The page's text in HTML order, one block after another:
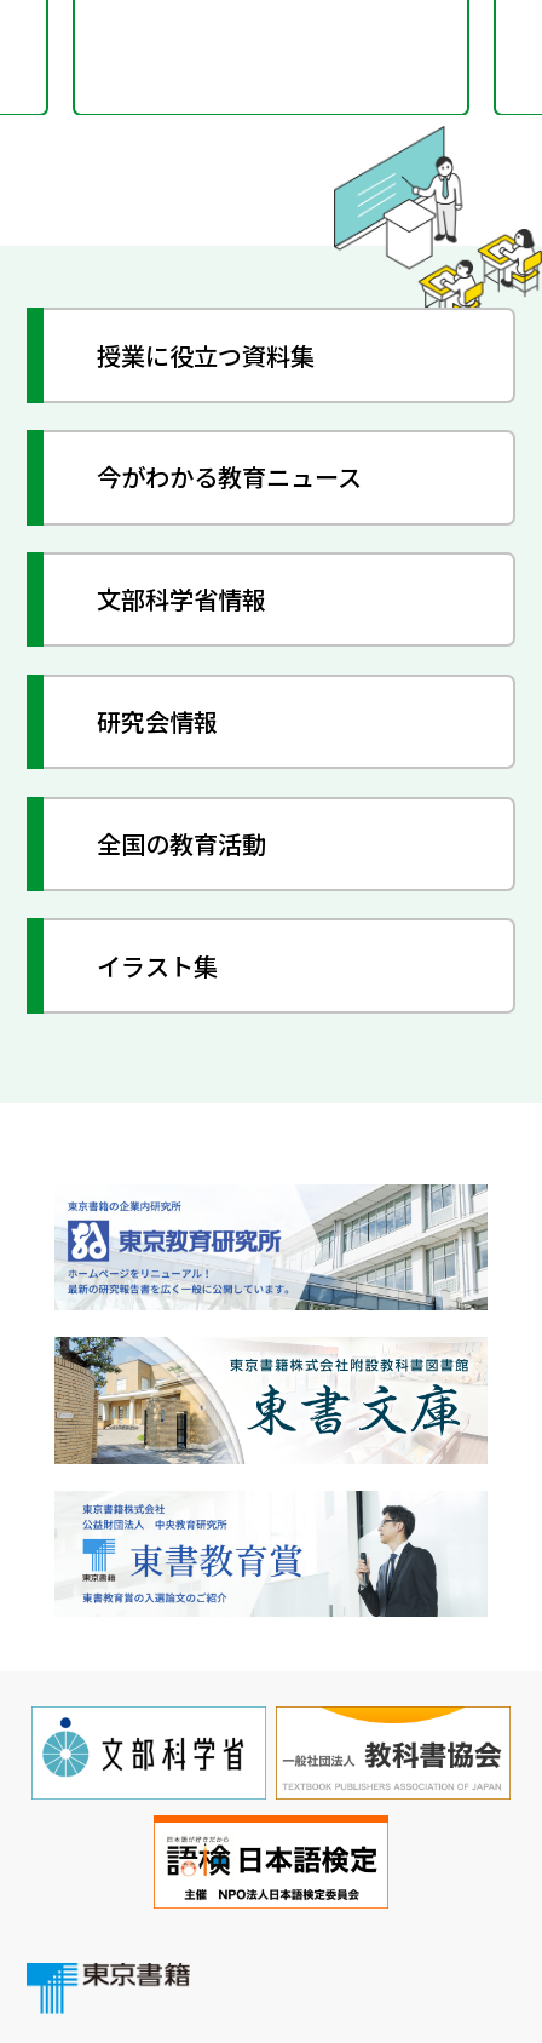
授業に役立つ資料集
今がわかる教育ニュース
文部科学省情報
研究会情報
全国の教育活動
イラスト集